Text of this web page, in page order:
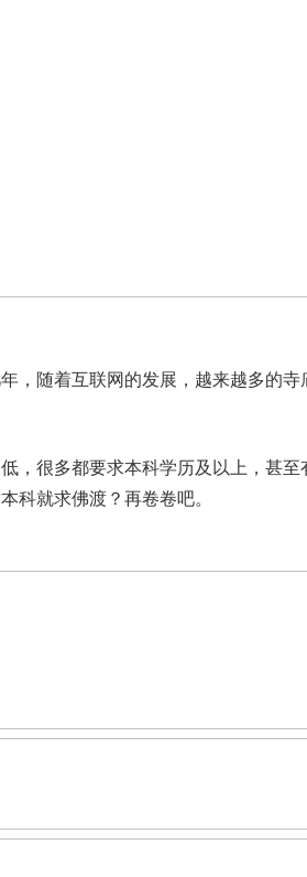
，随着互联网的发展，越来越多的
，很多都要求本科学历及以上，甚
就求佛渡？再卷卷吧。